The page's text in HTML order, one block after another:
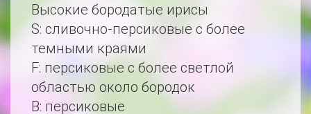
Высокие бородатые ирисы
S: сливочно-персиковые с более
темными краями
F: персиковые с более светлой
областью около бородок
B: персиковые